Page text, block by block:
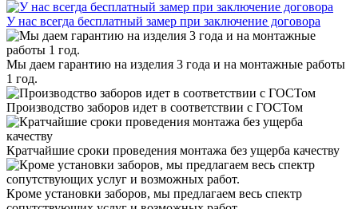
У нас всегда бесплатный замер при заключение договора
Мы даем гарантию на изделия 3 года и на монтажные работы
1 год.
Производство заборов идет в соответствии с ГОСТом
Кратчайшие сроки проведения монтажа без ущерба качеству
Кроме установки заборов, мы предлагаем весь спектр